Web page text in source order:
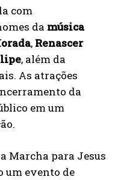
com
da música
, Renascer
, além da
As atrações
da
em um
a Marcha para Jesus
um evento de